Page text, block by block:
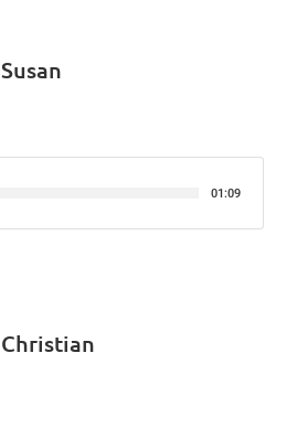
Susan
01:09
Christian